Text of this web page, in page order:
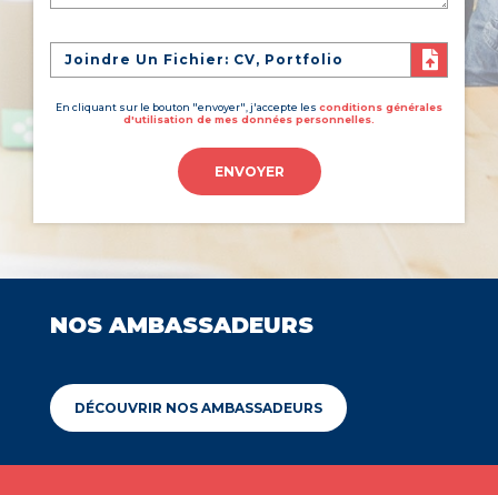
Joindre Un Fichier: CV, Portfolio
En cliquant sur le bouton "envoyer", j'accepte les conditions générales
d'utilisation de mes données personnelles.
ENVOYER
NOS AMBASSADEURS
DÉCOUVRIR NOS AMBASSADEURS